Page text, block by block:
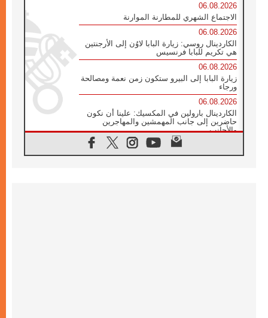
06.08.2026
الاجتماع الشهري للمطارنة الموارنة
06.08.2026
الكاردينال روسي: زيارة البابا لاوُن إلى الأرجنتين
هي تكريم للبابا فرنسيس
06.08.2026
زيارة البابا إلى البيرو ستكون زمن نعمة ومصالحة
ورجاء
06.08.2026
الكاردينال بارولين في المكسيك: علينا أن نكون
حاضرين إلى جانب المهمشين والمهاجرين
والأجانب
البابا لاوُن الرابع عشر للشباب في أسيزي: